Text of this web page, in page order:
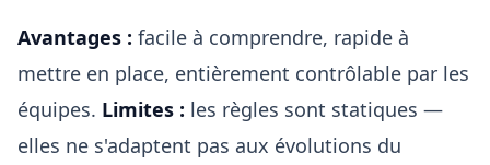
Avantages : facile à comprendre, rapide à
mettre en place, entièrement contrôlable par les
équipes. Limites : les règles sont statiques —
elles ne s'adaptent pas aux évolutions du